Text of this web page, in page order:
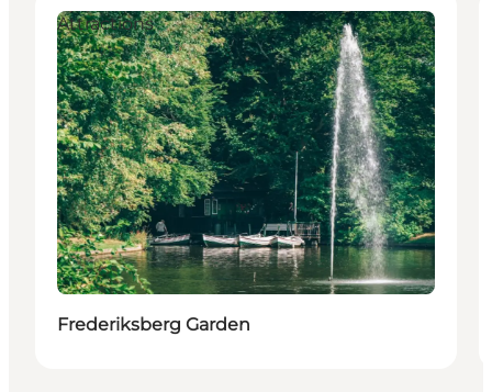
Attractions
Frederiksberg Garden